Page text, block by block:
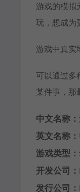
游戏的模拟
玩，想成为
游戏中真实
可以通过多
某件事，那
中文名称：
英文名称：
游戏类型：
开发公司：
发行公司：